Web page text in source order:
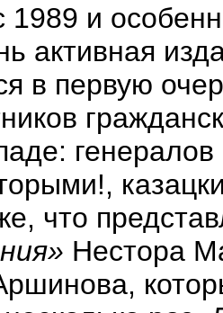
1989 и
активная
в первую
что
Нестора
,